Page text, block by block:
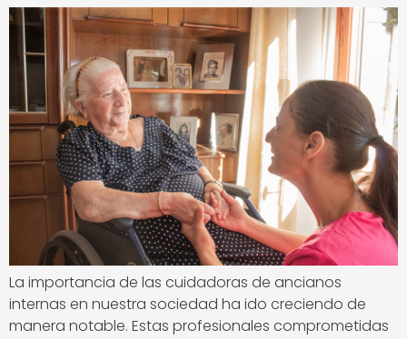
La importancia de las cuidadoras de ancianos
internas en nuestra sociedad ha ido creciendo de
manera notable. Estas profesionales comprometidas